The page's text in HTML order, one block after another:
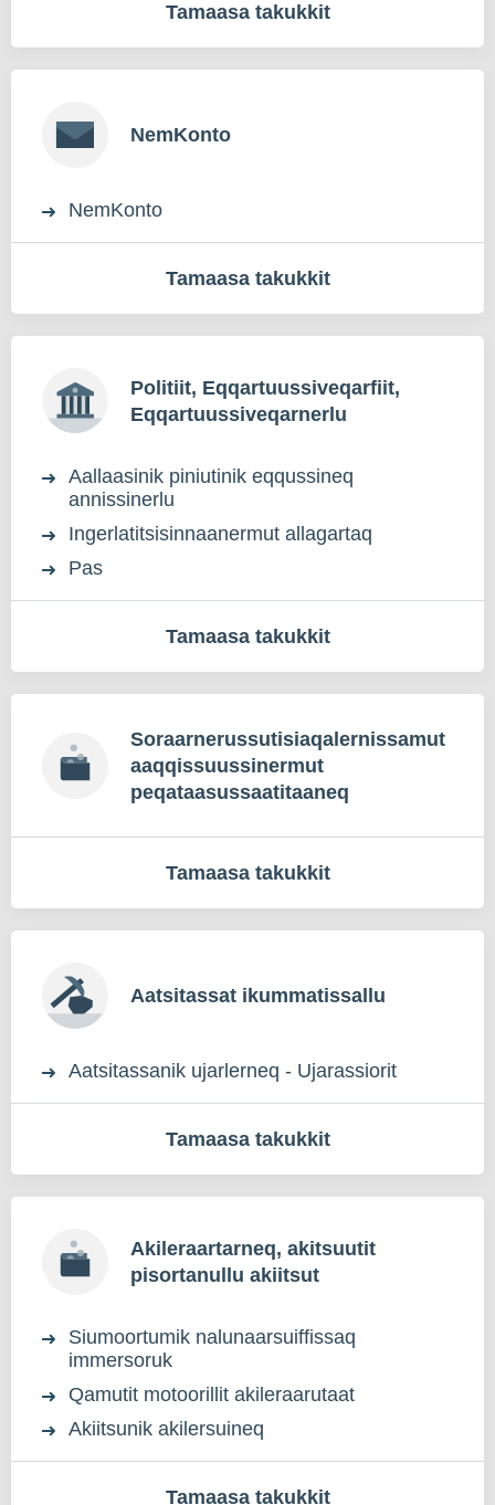
Tamaasa takukkit
NemKonto
NemKonto
Tamaasa takukkit
Politiit, Eqqartuussiveqarfiit,
Eqqartuussiveqarnerlu
Aallaasinik piniutinik eqqussineq
annissinerlu
Ingerlatitsisinnaanermut allagartaq
Pas
Tamaasa takukkit
Soraarnerussutisiaqalernissamut
aaqqissuussinermut
peqataasussaatitaaneq
Tamaasa takukkit
Aatsitassat ikummatissallu
Aatsitassanik ujarlerneq - Ujarassiorit
Tamaasa takukkit
Akileraartarneq, akitsuutit
pisortanullu akiitsut
Siumoortumik nalunaarsuiffissaq
immersoruk
Qamutit motoorillit akileraarutaat
Akiitsunik akilersuineq
Tamaasa takukkit